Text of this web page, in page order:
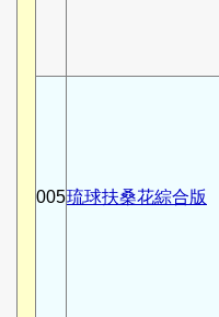
005琉球扶桑花綜合版